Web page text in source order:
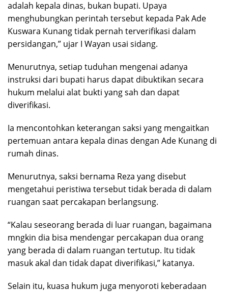
adalah kepala dinas, bukan bupati. Upaya
menghubungkan perintah tersebut kepada Pak Ade
Kuswara Kunang tidak pernah terverifikasi dalam
persidangan,” ujar I Wayan usai sidang.
Menurutnya, setiap tuduhan mengenai adanya
instruksi dari bupati harus dapat dibuktikan secara
hukum melalui alat bukti yang sah dan dapat
diverifikasi.
Ia mencontohkan keterangan saksi yang mengaitkan
pertemuan antara kepala dinas dengan Ade Kunang di
rumah dinas.
Menurutnya, saksi bernama Reza yang disebut
mengetahui peristiwa tersebut tidak berada di dalam
ruangan saat percakapan berlangsung.
“Kalau seseorang berada di luar ruangan, bagaimana
mngkin dia bisa mendengar percakapan dua orang
yang berada di dalam ruangan tertutup. Itu tidak
masuk akal dan tidak dapat diverifikasi,” katanya.
Selain itu, kuasa hukum juga menyoroti keberadaan